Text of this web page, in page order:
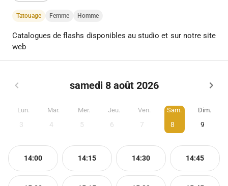
Tatouage Femme Homme
Catalogues de flashs disponibles au studio et sur notre site
web
samedi 8 août 2026
Lun.
3
Mar.
4
Mer.
5
Jeu.
6
Ven.
7
Sam.
8
Dim.
9
14:00 14:15 14:30 14:45